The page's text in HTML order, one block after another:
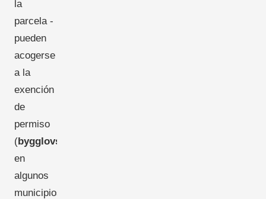
la
parcela -
pueden
acogerse
a la
exención
de
permiso
(bygglovsfritt
en
algunos
municipios,